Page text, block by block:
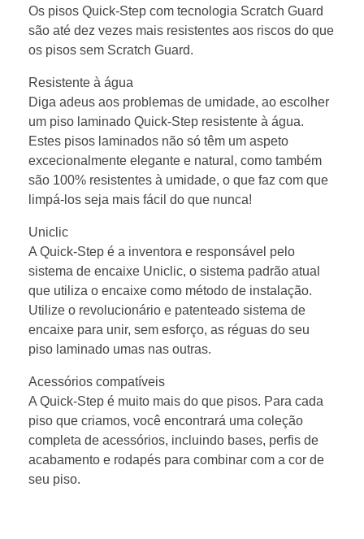
Os pisos Quick-Step com tecnologia Scratch Guard
são até dez vezes mais resistentes aos riscos do que
os pisos sem Scratch Guard.
Resistente à água
Diga adeus aos problemas de umidade, ao escolher
um piso laminado Quick-Step resistente à água.
Estes pisos laminados não só têm um aspeto
excecionalmente elegante e natural, como também
são 100% resistentes à umidade, o que faz com que
limpá-los seja mais fácil do que nunca!
Uniclic
A Quick-Step é a inventora e responsável pelo
sistema de encaixe Uniclic, o sistema padrão atual
que utiliza o encaixe como método de instalação.
Utilize o revolucionário e patenteado sistema de
encaixe para unir, sem esforço, as réguas do seu
piso laminado umas nas outras.
Acessórios compatíveis
A Quick-Step é muito mais do que pisos. Para cada
piso que criamos, você encontrará uma coleção
completa de acessórios, incluindo bases, perfis de
acabamento e rodapés para combinar com a cor de
seu piso.